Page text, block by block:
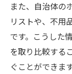
また、自治体の
リストや、不用
です。こうした
を取り比較する
ぐことができます